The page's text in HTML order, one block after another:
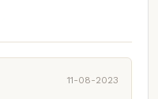
11-08-2023